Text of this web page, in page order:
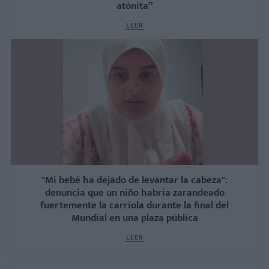
atónita”
LEER
"Mi bebé ha dejado de levantar la cabeza":
denuncia que un niño habría zarandeado
fuertemente la carriola durante la final del
Mundial en una plaza pública
LEER